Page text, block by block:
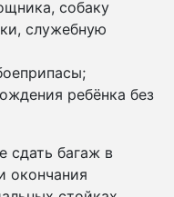
собаку
служебную
ребёнка без
сдать багаж в
окончания